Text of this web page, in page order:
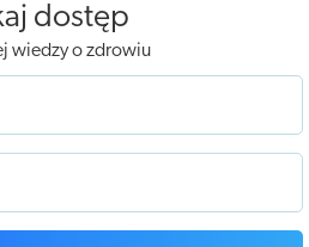
dostęp
wiedzy o zdrowiu